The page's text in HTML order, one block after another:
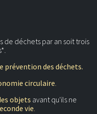
de déchets par an soit trois
prévention des déchets.
circulaire.
objets avant qu'ils ne
vie.